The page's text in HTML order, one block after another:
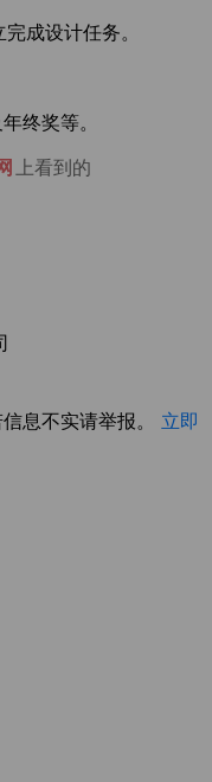
成设计任务。
终奖等。
上看到的
息不实请举报。 立即